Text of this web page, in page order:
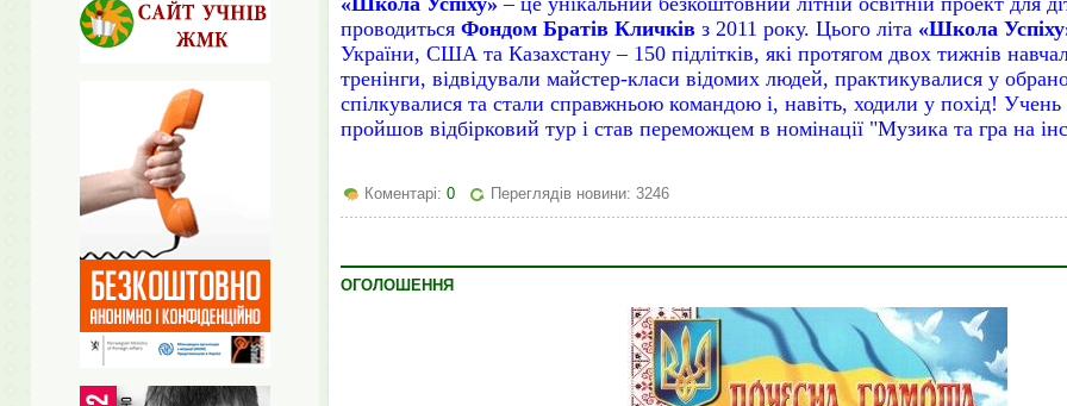
проводиться Фондом Братів Кличківз 2011 року. Цього літа «Школа
України, США та Казахстану – 150 підлітків, які протягом двох тижнів
тренінги, відвідували майстер-класи відомих людей, практикувалися у
спілкувалися та стали справжньою командою і, навіть, ходили у похід!
пройшов відбірковий тур і став переможцем в номінації "Музика та
Коментарі: 0 Переглядів новини: 3246
ОГОЛОШЕННЯ